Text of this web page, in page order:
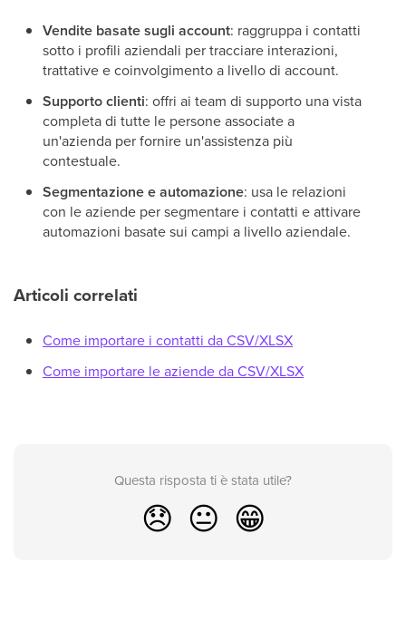
Vendite basate sugli account: raggruppa i contatti
sotto i profili aziendali per tracciare interazioni,
trattative e coinvolgimento a livello di account.
Supporto clienti: offri ai team di supporto una vista
completa di tutte le persone associate a
un'azienda per fornire un'assistenza più
contestuale.
Segmentazione e automazione: usa le relazioni
con le aziende per segmentare i contatti e attivare
automazioni basate sui campi a livello aziendale.
Articoli correlati
Come importare i contatti da CSV/XLSX
Come importare le aziende da CSV/XLSX
Questa risposta ti è stata utile?
😞 😐 😁